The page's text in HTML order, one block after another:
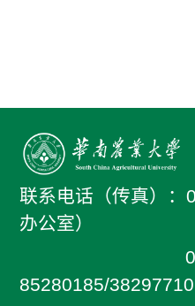
联系电话（传真）：
办公室）
85280185/38297710